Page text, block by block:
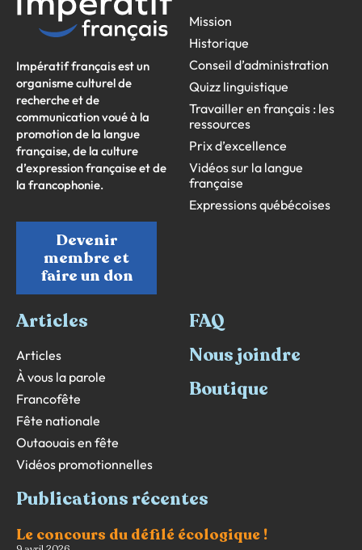
Impératif français est un
organisme culturel de
recherche et de
communication voué à la
promotion de la langue
française, de la culture
d’expression française et de
la francophonie.
Devenir
membre et
faire un don
Mission
Historique
Conseil d’administration
Quizz linguistique
Travailler en français : les
ressources
Prix d’excellence
Vidéos sur la langue
française
Expressions québécoises
Articles
Articles
À vous la parole
Francofête
Fête nationale
Outaouais en fête
Vidéos promotionnelles
FAQ
Nous joindre
Boutique
Publications récentes
Le concours du défilé écologique !